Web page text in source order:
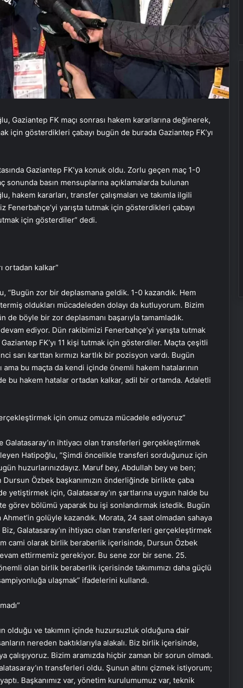
Gaziantep FK maçı sonrası hakem kararlarına değinerek,
için gösterdikleri çabayı bugün de burada Gaziantep FK’yı
Gaziantep FK’ya konuk oldu. Zorlu geçen maç 1-0
sonunda basın mensuplarına açıklamalarda bulunan
hakem kararları, transfer çalışmaları ve takımla ilgili
Fenerbahçe’yi yarışta tutmak için gösterdikleri çabayı
için gösterdiler” dedi.
ortadan kalkar”
“Bugün zor bir deplasmana geldik. 1-0 kazandık. Hem
oldukları mücadeleden dolayı da kutluyorum. Bizim
de böyle bir zor deplasmanı başarıyla tamamladık.
ediyor. Dün rakibimizi Fenerbahçe’yi yarışta tutmak
FK’yı 11 kişi tutmak için gösterdiler. Maçta çeşitli
sarı karttan kırmızı kartlık bir pozisyon vardı. Bugün
bu maçta da kendi içinde önemli hakem hatalarının
bu hakem hatalar ortadan kalkar, adil bir ortamda. Adaletli
için omuz omuza mücadele ediyoruz”
Galatasaray’ın ihtiyacı olan transferleri gerçekleştirmek
Hatipoğlu, “Şimdi öncelikle transferi sorduğunuz için
huzurlarınızdayız. Maruf bey, Abdullah bey ve ben;
Dursun Özbek başkanımızın önderliğinde birlikte çaba
için, Galatasaray’ın şartlarına uygun halde bu
görev bölümü yaparak bu işi sonlandırmak istedik. Bugün
golüyle kazandık. Morata, 24 saat olmadan sahaya
Galatasaray’ın ihtiyacı olan transferleri gerçekleştirmek
cami olarak birlik beraberlik içerisinde, Dursun Özbek
ettirmemiz gerekiyor. Bu sene zor bir sene. 25.
olan birlik beraberlik içerisinde takımımızı daha güçlü
ulaşmak” ifadelerini kullandı.
olduğu ve takımın içinde huzursuzluk olduğuna dair
nereden baktıklarıyla alakalı. Biz birlik içerisinde,
Bizim aramızda hiçbir zaman bir sorun olmadı.
transferleri oldu. Şunun altını çizmek istiyorum;
Başkanımız var, yönetim kurulumumuz var, teknik